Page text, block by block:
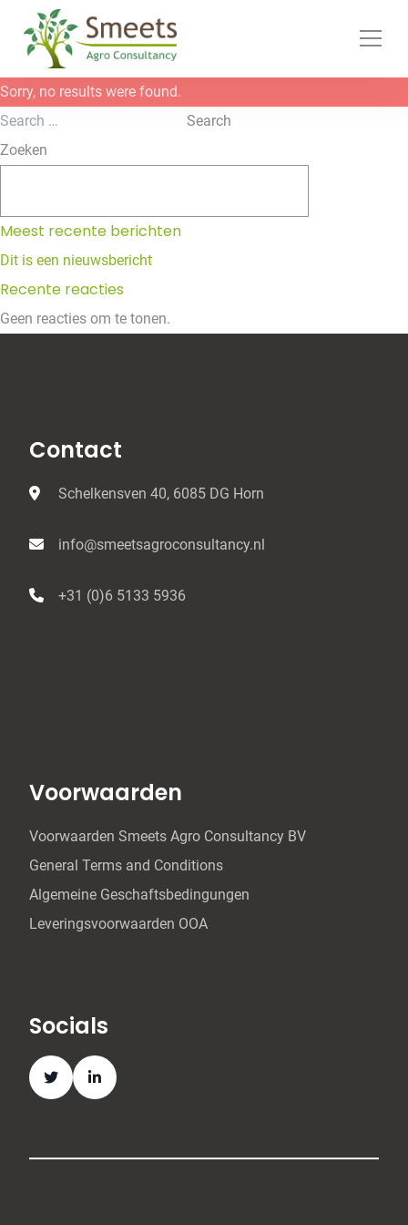
Ga naar de inhoud
Sorry, no results were found.
Search for:
Search
Zoeken
Meest recente berichten
Dit is een nieuwsbericht
Recente reacties
Geen reacties om te tonen.
Contact
Schelkensven 40, 6085 DG Horn
info@smeetsagroconsultancy.nl
+31 (0)6 5133 5936
Voorwaarden
Voorwaarden Smeets Agro Consultancy BV
General Terms and Conditions
Algemeine Geschaftsbedingungen
Leveringsvoorwaarden OOA
Socials